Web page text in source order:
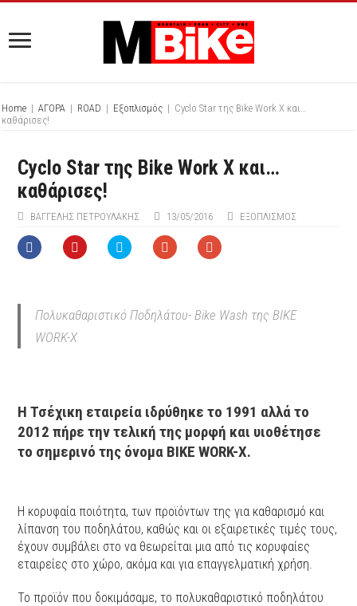
Home | ΑΓΟΡΑ | ROAD | Εξοπλισμός | Cyclo Star της Bike Work X και…
καθάρισες!
Cyclo Star της Bike Work X και…
καθάρισες!
ΒΑΓΓΈΛΗΣ ΠΕΤΡΟΥΛΆΚΗΣ 13/05/2016 ΕΞΟΠΛΙΣΜΌΣ
Πολυκαθαριστικό Ποδηλάτου- Bike Wash της ΒΙΚΕ
WORK-X
Η Τσέχικη εταιρεία ιδρύθηκε το 1991 αλλά το
2012 πήρε την τελική της μορφή και υιοθέτησε
το σημερινό της όνομα BIKE WORK-X.
Η κορυφαία ποιότητα, των προϊόντων της για καθαρισμό και
λίπανση του ποδηλάτου, καθώς και οι εξαιρετικές τιμές τους,
έχουν συμβάλει στο να θεωρείται μια από τις κορυφαίες
εταιρείες στο χώρο, ακόμα και για επαγγελματική χρήση.
Το προϊόν που δοκιμάσαμε, το πολυκαθαριστικό ποδηλάτου